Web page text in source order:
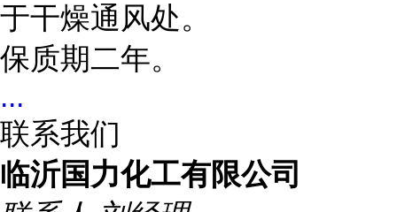
于干燥通风处。
保质期二年。
...
联系我们
临沂国力化工有限公司